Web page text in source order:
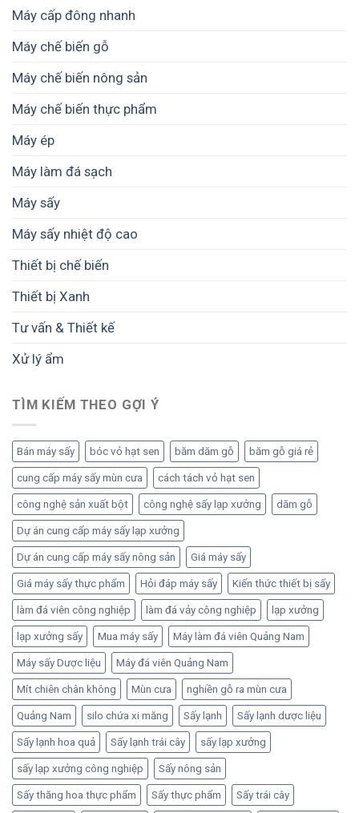
Máy cấp đông nhanh
Máy chế biến gỗ
Máy chế biến nông sản
Máy chế biến thực phẩm
Máy ép
Máy làm đá sạch
Máy sấy
Máy sấy nhiệt độ cao
Thiết bị chế biến
Thiết bị Xanh
Tư vấn & Thiết kế
Xử lý ẩm
TÌM KIẾM THEO GỢI Ý
Bán máy sấy bóc vỏ hạt sen băm dăm gỗ băm gỗ giá rẻ
cung cấp máy sấy mùn cưa cách tách vỏ hạt sen
công nghệ sản xuất bột công nghệ sấy lạp xưởng dăm gỗ
Dự án cung cấp máy sấy lạp xưởng
Dự án cung cấp máy sấy nông sản Giá máy sấy
Giá máy sấy thực phẩm Hỏi đáp máy sấy Kiến thức thiết bị sấy
làm đá viên công nghiệp làm đá vảy công nghiệp lạp xưởng
lạp xưởng sấy Mua máy sấy Máy làm đá viên Quảng Nam
Máy sấy Dược liệu Máy đá viên Quảng Nam
Mít chiên chân không Mùn cưa nghiền gỗ ra mùn cưa
Quảng Nam silo chứa xi măng Sấy lạnh Sấy lạnh dược liệu
Sấy lạnh hoa quả Sấy lạnh trái cây sấy lạp xưởng
sấy lạp xưởng công nghiệp Sấy nông sản
Sấy thăng hoa thực phẩm Sấy thực phẩm Sấy trái cây